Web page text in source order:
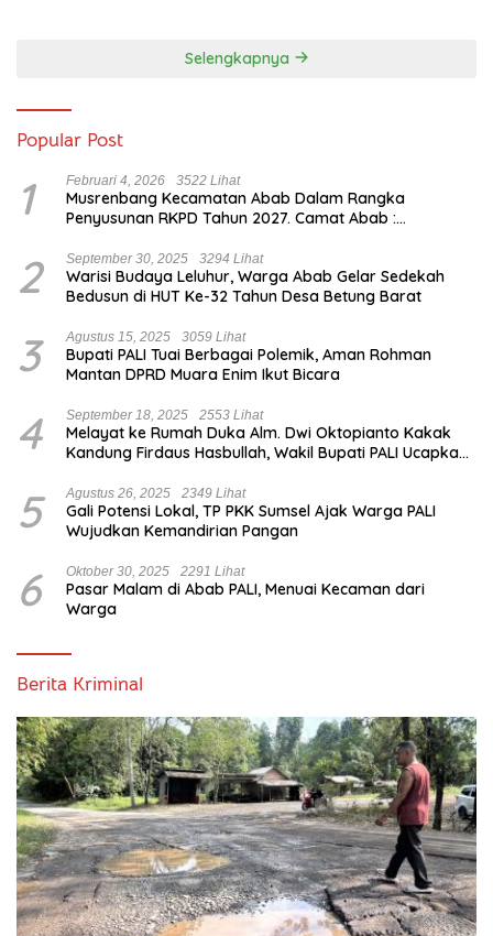
Selengkapnya
Popular Post
1 Februari 4, 2026 3522 Lihat
Musrenbang Kecamatan Abab Dalam Rangka
Penyusunan RKPD Tahun 2027. Camat Abab :
2 September 30, 2025 3294 Lihat
Warisi Budaya Leluhur, Warga Abab Gelar Sedekah
Bedusun di HUT Ke-32 Tahun Desa Betung Barat
3 Agustus 15, 2025 3059 Lihat
Bupati PALI Tuai Berbagai Polemik, Aman Rohman
Mantan DPRD Muara Enim Ikut Bicara
4 September 18, 2025 2553 Lihat
Melayat ke Rumah Duka Alm. Dwi Oktopianto Kakak
Kandung Firdaus Hasbullah, Wakil Bupati PALI Ucapkan
5 Agustus 26, 2025 2349 Lihat
Gali Potensi Lokal, TP PKK Sumsel Ajak Warga PALI
Wujudkan Kemandirian Pangan
6 Oktober 30, 2025 2291 Lihat
Pasar Malam di Abab PALI, Menuai Kecaman dari
Warga
Berita Kriminal